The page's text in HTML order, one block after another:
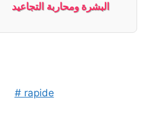
البشرة ومحاربة التجاعيد
# rapide